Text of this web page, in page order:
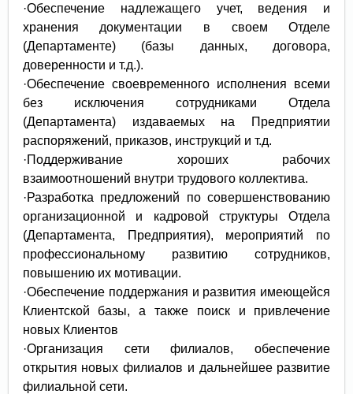
·Обеспечение надлежащего учет, ведения и
хранения документации в своем Отделе
(Департаменте) (базы данных, договора,
доверенности и т.д.).
·Обеспечение своевременного исполнения всеми
без исключения сотрудниками Отдела
(Департамента) издаваемых на Предприятии
распоряжений, приказов, инструкций и т.д.
·Поддерживание хороших рабочих
взаимоотношений внутри трудового коллектива.
·Разработка предложений по совершенствованию
организационной и кадровой структуры Отдела
(Департамента, Предприятия), мероприятий по
профессиональному развитию сотрудников,
повышению их мотивации.
·Обеспечение поддержания и развития имеющейся
Клиентской базы, а также поиск и привлечение
новых Клиентов
·Организация сети филиалов, обеспечение
открытия новых филиалов и дальнейшее развитие
филиальной сети.